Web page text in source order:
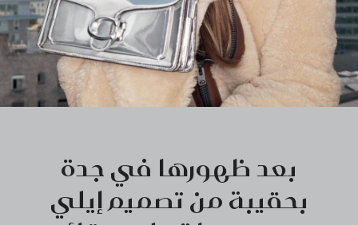
بعد ظهورها في جدة
بحقيبة من تصميم إيلي